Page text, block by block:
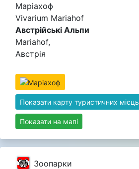
Маріахоф
Vivarium Mariahof
Австрійські Альпи
Mariahof,
Австрія
Показати карту туристичних місць
Показати на мапі
Зоопарки